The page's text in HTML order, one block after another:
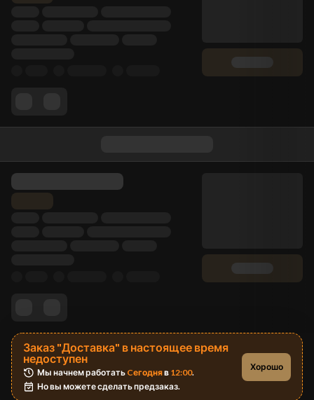
Заказ "Доставка" в настоящее время
недоступен
Мы начнем работать Cегодня в 12:00.
Но вы можете сделать предзаказ.
Хорошо